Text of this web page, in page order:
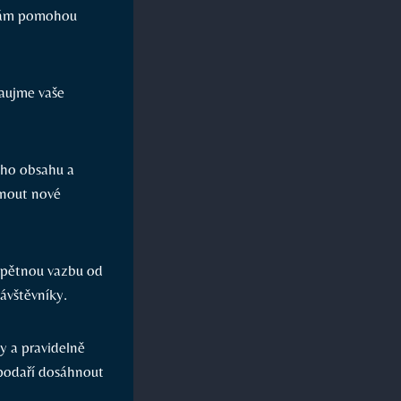
pomohou
vaše
obsahu a
nové
vazbu od
a pravidelně
dosáhnout